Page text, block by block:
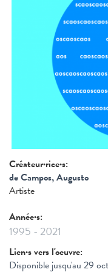
Créateur·rice·s:
de Campos, Augusto
Artiste
Année·s:
1995 - 2021
Lien·s vers l'oeuvre:
Disponible jusqu'au 29